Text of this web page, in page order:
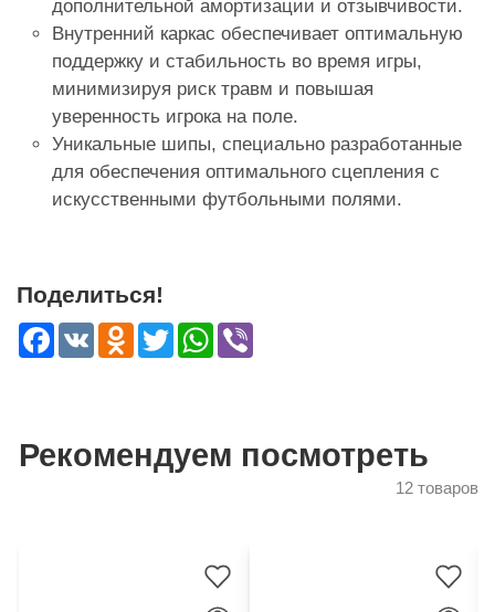
дополнительной амортизации и отзывчивости.
Внутренний каркас обеспечивает оптимальную
поддержку и стабильность во время игры,
минимизируя риск травм и повышая
уверенность игрока на поле.
Уникальные шипы, специально разработанные
для обеспечения оптимального сцепления с
искусственными футбольными полями.
Поделиться!
Facebook
VK Odnoklassniki
TwitterWhatsApp
Рекомендуем посмотреть
12 товаров